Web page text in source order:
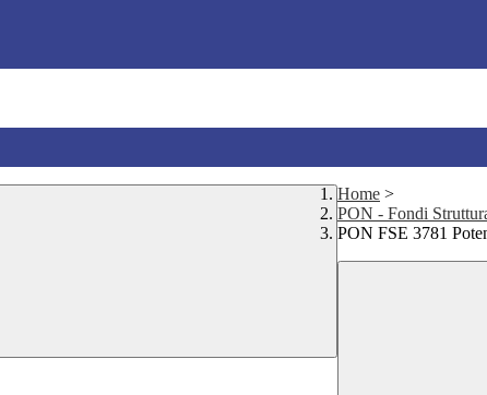
Home >
PON - Fondi
PON FSE 3781